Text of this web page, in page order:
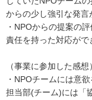
からの少し強引な発言
・NPOからの提案の
責任を持った対応がで
（事業に参加した感想）
・NPOチームには意
担当部(チーム)には「